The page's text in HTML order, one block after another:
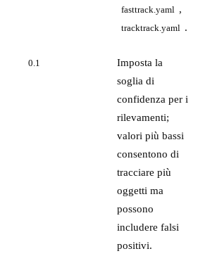
fasttrack.yaml ,
tracktrack.yaml .
0.1
Imposta la
soglia di
confidenza per i
rilevamenti;
valori più bassi
consentono di
tracciare più
oggetti ma
possono
includere falsi
positivi.